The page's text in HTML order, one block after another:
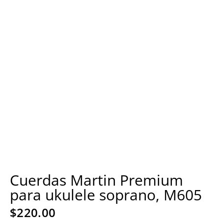
Cuerdas Martin Premium
para ukulele soprano, M605
$220.00